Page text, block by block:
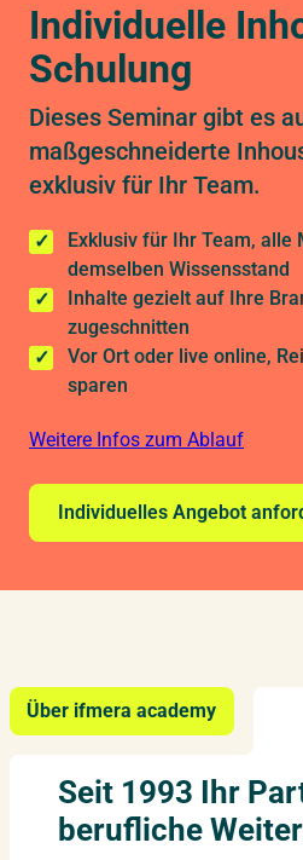
Individuelle
Schulung
Dieses Seminar gibt es
maßgeschneiderte
exklusiv für Ihr Team.
Exklusiv für Ihr Team,
demselben Wissensstand
Inhalte gezielt auf Ihre
zugeschnitten
Vor Ort oder live online,
sparen
Weitere Infos zum Ablauf
Individuelles Angebot
Über ifmera academy
Seit 1993 Ihr
berufliche